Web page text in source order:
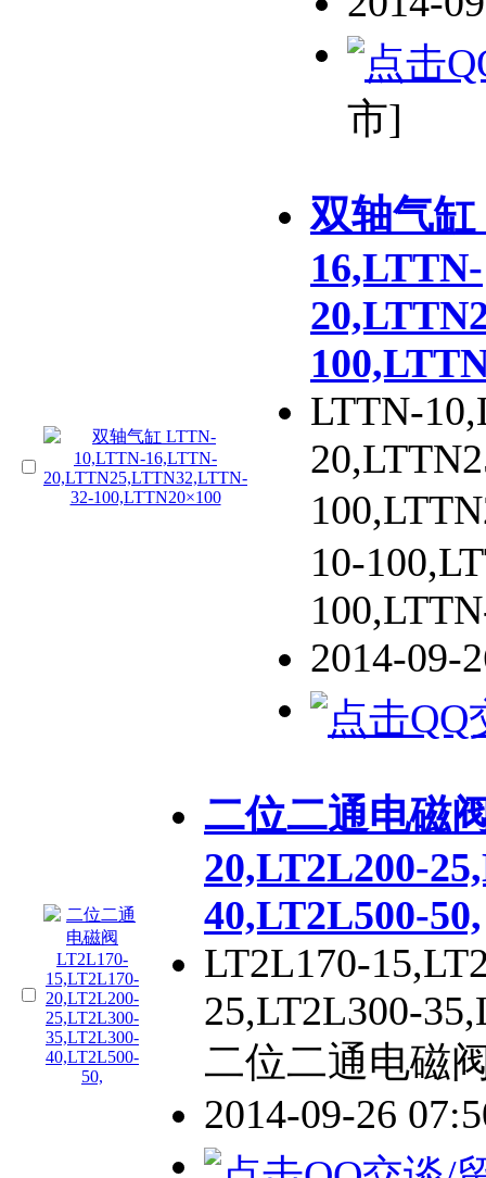
市]
双轴气
16,LTTN-
LTTN-
10-
2014-09-
二位二通电磁
20,LT2L200-
40,LT2L500-50,
LT2L170-
25,LT2L300-
二位二通电磁
2014-09-26